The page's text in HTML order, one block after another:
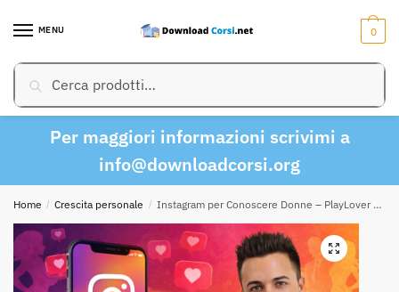
MENU
Cerca:Cerca
0
Per maggiori informazioni scrivimi a
info@downloadcorsi.org
Home / Crescita personale / Instagram per Conoscere Donne – PlayLover Academy